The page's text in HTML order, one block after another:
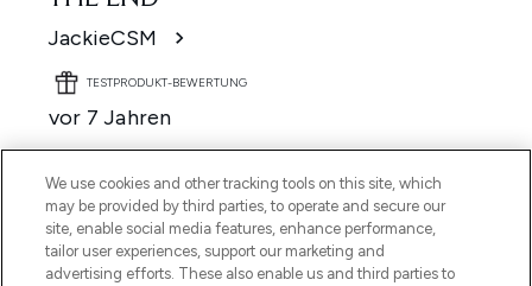
We use cookies and other tracking tools on this site, which
may be provided by third parties, to operate and secure our
site, enable social media features, enhance performance,
tailor user experiences, support our marketing and
advertising efforts. These also enable us and third parties to